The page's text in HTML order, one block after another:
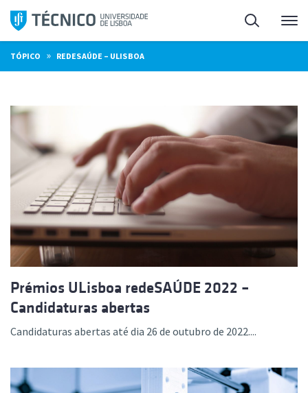
Saltar
para
o
conteúdo
Pesquisa
TÓPICO » REDESAÚDE – ULISBOA
Prémios ULisboa redeSAÚDE 2022 –
Candidaturas abertas
Candidaturas abertas até dia 26 de outubro de 2022....